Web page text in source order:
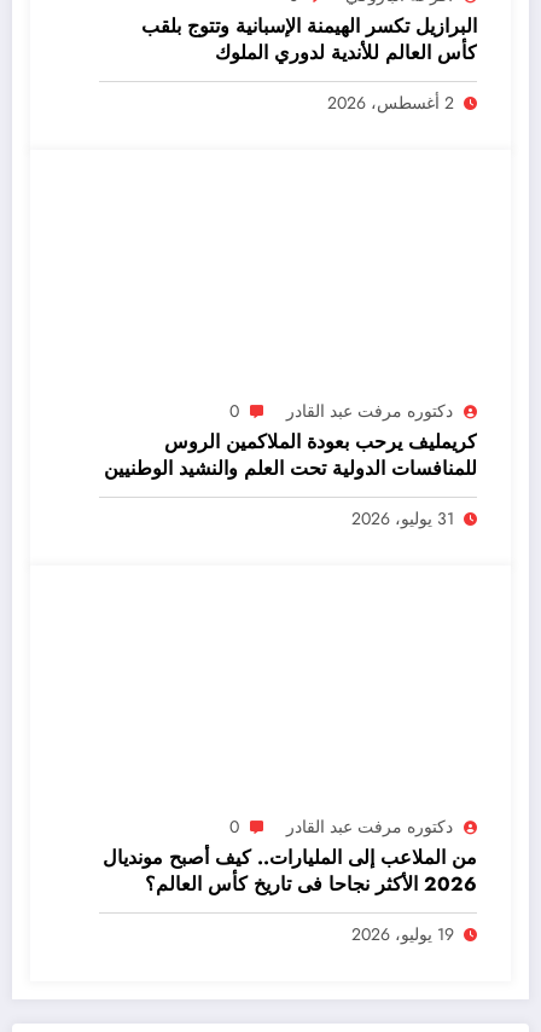
البرازيل تكسر الهيمنة الإسبانية وتتوج بلقب
كأس العالم للأندية لدوري الملوك
2 أغسطس، 2026
دكتوره مرفت عبد القادر 0
كريمليف يرحب بعودة الملاكمين الروس
للمنافسات الدولية تحت العلم والنشيد الوطنيين
31 يوليو، 2026
دكتوره مرفت عبد القادر 0
من الملاعب إلى المليارات.. كيف أصبح مونديال
2026 الأكثر نجاحا فى تاريخ كأس العالم؟
19 يوليو، 2026